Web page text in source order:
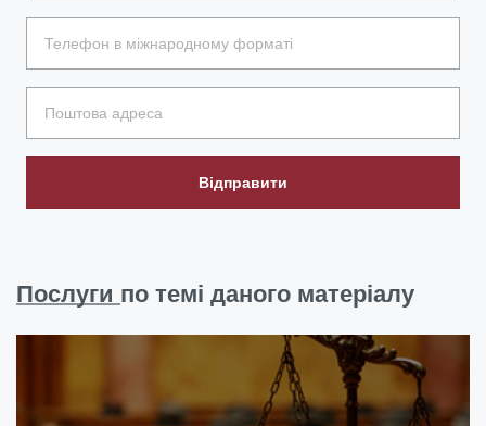
Відправити
Послуги по темі даного матеріалу